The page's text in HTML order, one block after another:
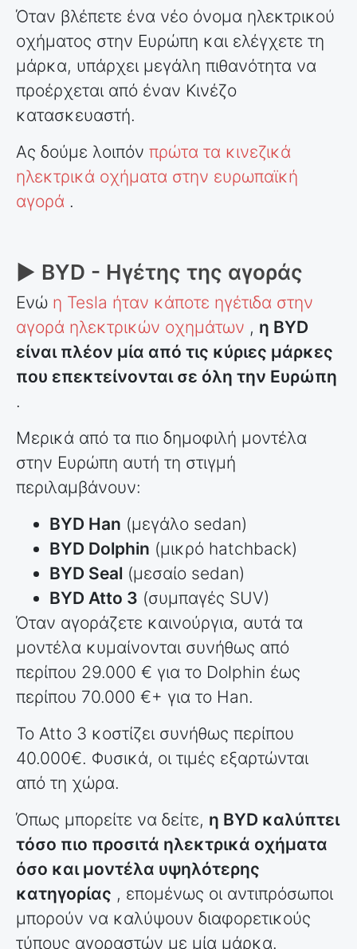
Όταν βλέπετε ένα νέο όνομα ηλεκτρικού
οχήματος στην Ευρώπη και ελέγχετε τη
μάρκα, υπάρχει μεγάλη πιθανότητα να
προέρχεται από έναν Κινέζο
κατασκευαστή.
Ας δούμε λοιπόν πρώτα τα κινεζικά
ηλεκτρικά οχήματα στην ευρωπαϊκή
αγορά .
► BYD - Ηγέτης της αγοράς
Ενώ η Tesla ήταν κάποτε ηγέτιδα στην
αγορά ηλεκτρικών οχημάτων , η BYD
είναι πλέον μία από τις κύριες μάρκες
που επεκτείνονται σε όλη την Ευρώπη
.
Μερικά από τα πιο δημοφιλή μοντέλα
στην Ευρώπη αυτή τη στιγμή
περιλαμβάνουν:
BYD Han (μεγάλο sedan)
BYD Dolphin (μικρό hatchback)
BYD Seal (μεσαίο sedan)
BYD Atto 3 (συμπαγές SUV)
Όταν αγοράζετε καινούργια, αυτά τα
μοντέλα κυμαίνονται συνήθως από
περίπου 29.000 € για το Dolphin έως
περίπου 70.000 €+ για το Han.
Το Atto 3 κοστίζει συνήθως περίπου
40.000€. Φυσικά, οι τιμές εξαρτώνται
από τη χώρα.
Όπως μπορείτε να δείτε, η BYD καλύπτει
τόσο πιο προσιτά ηλεκτρικά οχήματα
όσο και μοντέλα υψηλότερης
κατηγορίας , επομένως οι αντιπρόσωποι
μπορούν να καλύψουν διαφορετικούς
τύπους αγοραστών με μία μάρκα.